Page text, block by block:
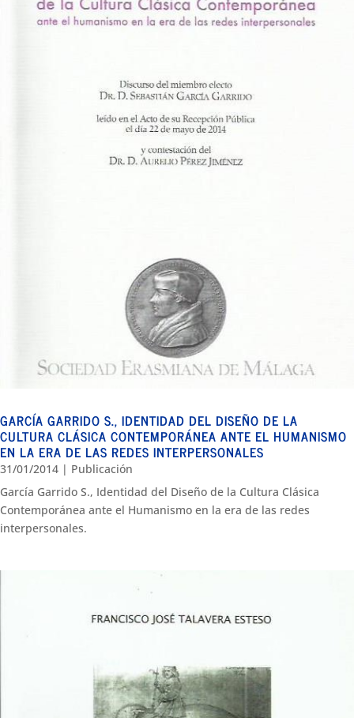
GARCÍA GARRIDO S., IDENTIDAD DEL DISEÑO DE LA
CULTURA CLÁSICA CONTEMPORÁNEA ANTE EL HUMANISMO
EN LA ERA DE LAS REDES INTERPERSONALES
31/01/2014 | Publicación
García Garrido S., Identidad del Diseño de la Cultura Clásica
Contemporánea ante el Humanismo en la era de las redes
interpersonales.